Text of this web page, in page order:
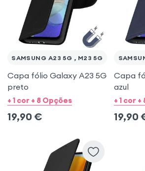
SAMSUNG A23 5G , M23 5G
Capa fólio Galaxy A23 5G
preto
+ 1 cor + 8 Opções
19,90 €
Capa
azul
+ 1 cor
19,90